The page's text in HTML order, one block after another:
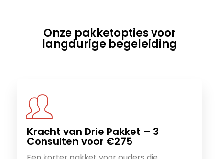
Onze pakketopties voor
langdurige begeleiding
Kracht van Drie Pakket – 3
Consulten voor €275